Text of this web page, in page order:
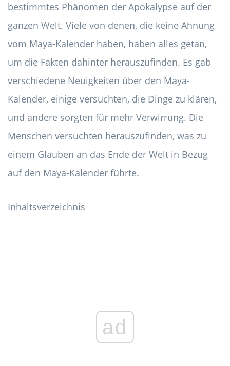
bestimmtes Phänomen der Apokalypse auf der
ganzen Welt. Viele von denen, die keine Ahnung
vom Maya-Kalender haben, haben alles getan,
um die Fakten dahinter herauszufinden. Es gab
verschiedene Neuigkeiten über den Maya-
Kalender, einige versuchten, die Dinge zu klären,
und andere sorgten für mehr Verwirrung. Die
Menschen versuchten herauszufinden, was zu
einem Glauben an das Ende der Welt in Bezug
auf den Maya-Kalender führte.
Inhaltsverzeichnis
ad